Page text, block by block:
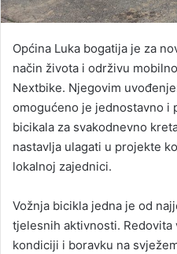
Općina Luka bogatija je za
način života i održivu
Nextbike. Njegovim
omogućeno je jednostavno i
bicikala za svakodnevno
nastavlja ulagati u projekte
lokalnoj zajednici.
Vožnja bicikla jedna je od
tjelesnih aktivnosti.
kondiciji i boravku na